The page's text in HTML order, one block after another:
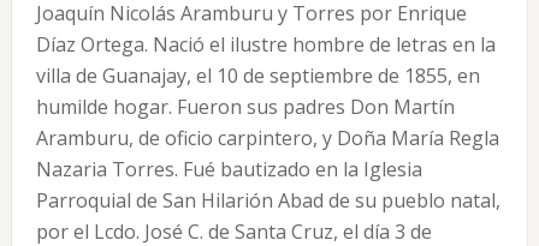
Joaquín Nicolás Aramburu y Torres por Enrique
Díaz Ortega. Nació el ilustre hombre de letras en la
villa de Guanajay, el 10 de septiembre de 1855, en
humilde hogar. Fueron sus padres Don Martín
Aramburu, de oficio carpintero, y Doña María Regla
Nazaria Torres. Fué bautizado en la Iglesia
Parroquial de San Hilarión Abad de su pueblo natal,
por el Lcdo. José C. de Santa Cruz, el día 3 de